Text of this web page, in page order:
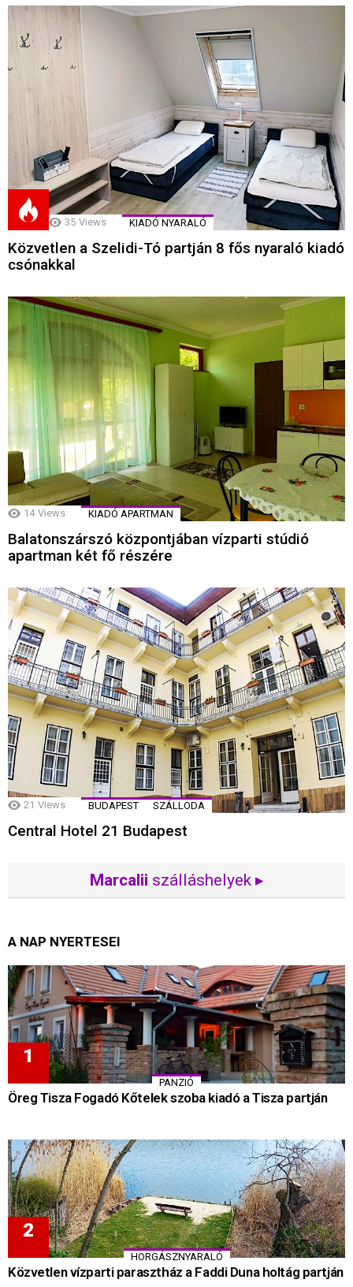
35 Views KIADÓ NYARALÓ
Közvetlen a Szelidi-Tó partján 8 fős nyaraló kiadó
csónakkal
14 Views KIADÓ APARTMAN
Balatonszárszó központjában vízparti stúdió
apartman két fő részére
21 Views BUDAPEST SZÁLLODA
Central Hotel 21 Budapest
Marcalii szálláshelyek ▸
A NAP NYERTESEI
PANZIÓ
Öreg Tisza Fogadó Kőtelek szoba kiadó a Tisza partján
HORGÁSZNYARALÓ
Közvetlen vízparti parasztház a Faddi Duna holtág partján